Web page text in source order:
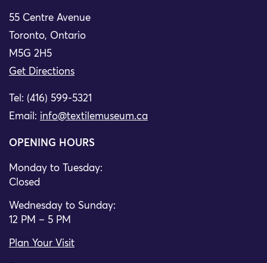
55 Centre Avenue
Toronto, Ontario
M5G 2H5
Get Directions
Tel: (416) 599-5321
Email: info@textilemuseum.ca
OPENING HOURS
Monday to Tuesday:
Closed
Wednesday to Sunday:
12 PM – 5 PM
Plan Your Visit